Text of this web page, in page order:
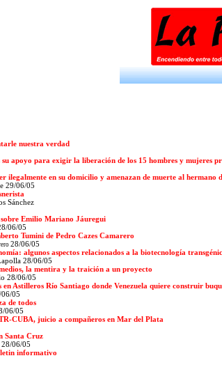
nuestra verdad
su apoyo para exigir la liberación de los 15 hombres y mujeres
ilegalmente en su domicilio y amenazan de muerte al
29/06/05
Sánchez
sobre Emilio Mariano Jáuregui
06/05
Tumini de Pedro Cazes Camarero
28/06/05
algunos aspectos relacionados a la biotecnología
28/06/05
la mentira y la traición a un proyecto
28/06/05
en Astilleros Río Santiago donde Venezuela quiere construir
05
de todos
06/05
CUBA, juicio a compañeros en Mar del Plata
Santa Cruz
28/06/05
informativo